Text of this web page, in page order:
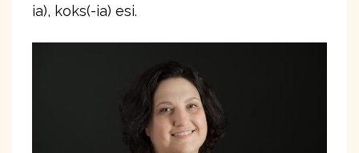
ia), koks(-ia) esi.